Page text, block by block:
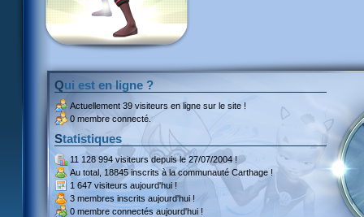
Qui est en ligne ?
Actuellement 39 visiteurs en ligne sur le site !
0 membre connecté.
Statistiques
11 128 994 visiteursdepuis le 27/07/2004 !
Au total, 18845 inscritsà la communauté Carthage !
1 647 visiteurs aujourd'hui !
3 membres inscrits aujourd'hui !
0 membre connectés aujourd'hui !